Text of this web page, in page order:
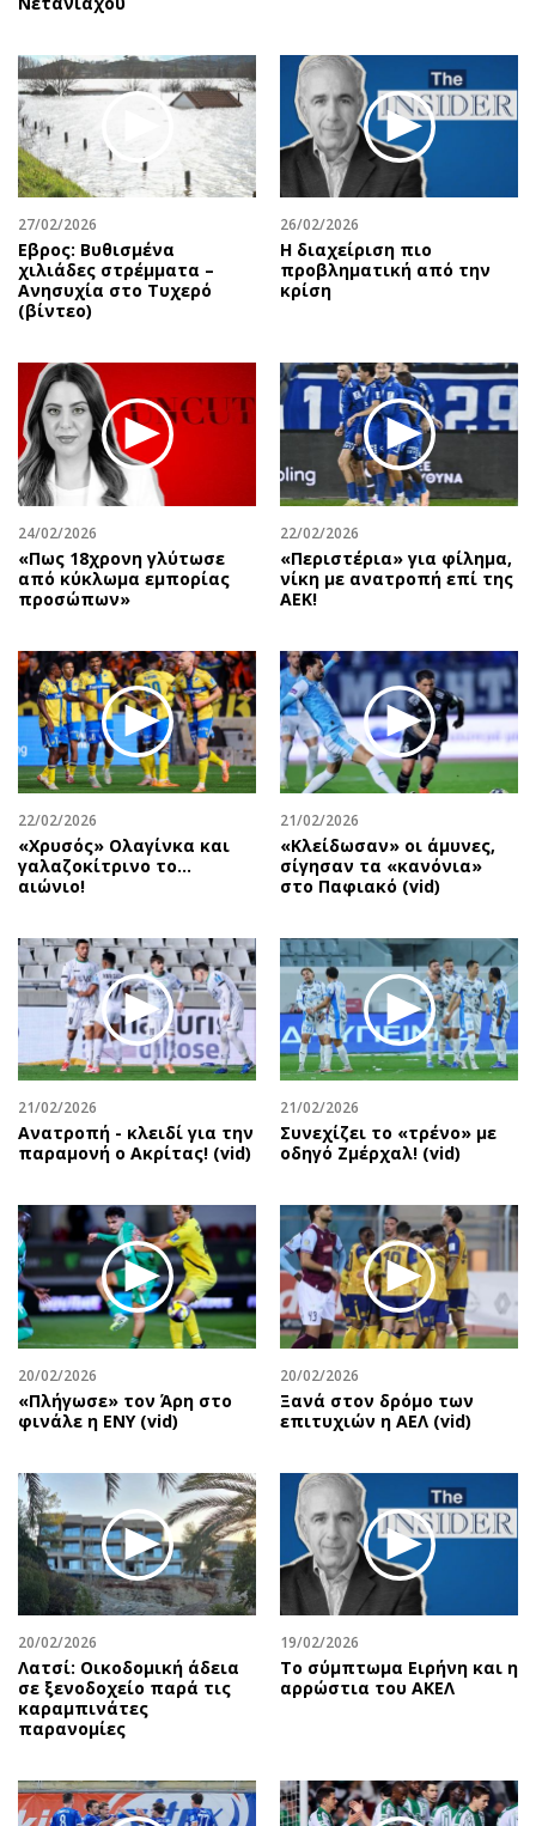
27/02/2026
Εβρος: Βυθισμένα
χιλιάδες στρέμματα –
Ανησυχία στο Τυχερό
(βίντεο)
26/02/2026
Η διαχείριση πιο
προβληματική από την
κρίση
24/02/2026
«Πως 18χρονη γλύτωσε
από κύκλωμα εμπορίας
προσώπων»
22/02/2026
«Περιστέρια» για φίλημα,
νίκη με ανατροπή επί της
ΑΕΚ!
22/02/2026
«Χρυσός» Ολαγίνκα και
γαλαζοκίτρινο το…
αιώνιο!
21/02/2026
«Κλείδωσαν» οι άμυνες,
σίγησαν τα «κανόνια»
στο Παφιακό (vid)
21/02/2026
Ανατροπή - κλειδί για την
παραμονή ο Ακρίτας! (vid)
21/02/2026
Συνεχίζει το «τρένο» με
οδηγό Ζμέρχαλ! (vid)
20/02/2026
«Πλήγωσε» τον Άρη στο
φινάλε η ΕΝΥ (vid)
20/02/2026
Ξανά στον δρόμο των
επιτυχιών η ΑΕΛ (vid)
20/02/2026
Λατσί: Οικοδομική άδεια
σε ξενοδοχείο παρά τις
καραμπινάτες
παρανομίες
19/02/2026
Το σύμπτωμα Ειρήνη και η
αρρώστια του ΑΚΕΛ